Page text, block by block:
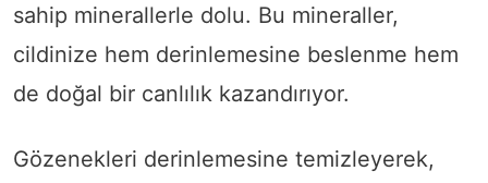
sahip minerallerle dolu. Bu mineraller,
cildinize hem derinlemesine beslenme hem
de doğal bir canlılık kazandırıyor.
Gözenekleri derinlemesine temizleyerek,